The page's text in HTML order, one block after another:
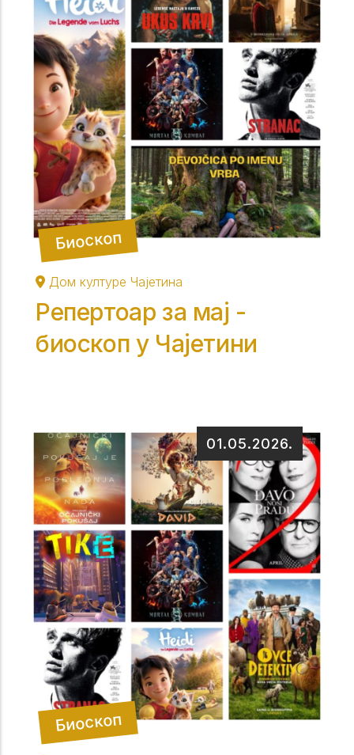
Биоскоп
Дом културе Чајетина
Репертоар за мај -
биоскоп у Чајетини
01.05.2026.
Биоскоп